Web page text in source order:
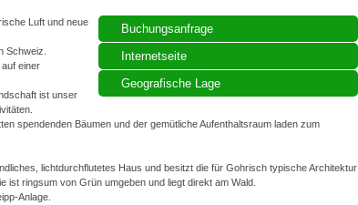
Buchungsanfrage
Internetseite
Geografische Lage
Luft und neue
Schweiz.
einer
ist unser
spendenden Bäumen und der gemütliche Aufenthaltsraum laden zum
lichtdurchflutetes Haus und besitzt die für Gohrisch typische Architektur
ist ringsum von Grün umgeben und liegt direkt am Wald.
Anlage.